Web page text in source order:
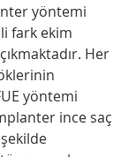
yöntemi
fark ekim
Her
yöntemi
ince saç